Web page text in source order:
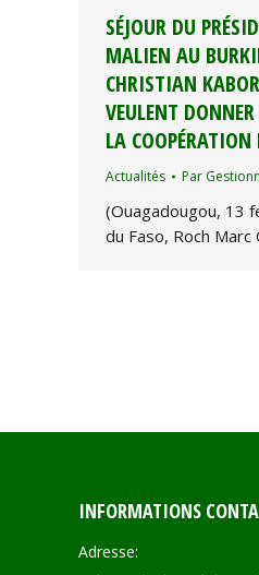
SÉJOUR DU
MALIEN AU
CHRISTIAN
VEULENT
LA COOPÉRATION
Actualités Par
(Ouagadougou, 13
du Faso, Roch
INFORMATIONS
Adresse: